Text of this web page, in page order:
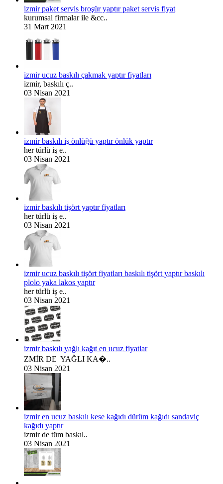
izmir paket servis broşür yaptır paket servis fiyat
kurumsal firmalar ile &cc..
31 Mart 2021
izmir ucuz baskılı çakmak yaptır fiyatları
izmir, baskılı ç..
03 Nisan 2021
izmir baskılı iş önlüğü yaptır önlük yaptır
her türlü iş e..
03 Nisan 2021
izmir baskılı tişört yaptır fiyatları
her türlü iş e..
03 Nisan 2021
izmir ucuz baskılı tişört fiyatları baskılı tişört yaptır baskılı
plolo yaka lakos yaptır
her türlü iş e..
03 Nisan 2021
izmir baskılı yağlı kağıt en ucuz fiyatlar
ZMİR DE YAĞLI KA�..
03 Nisan 2021
izmir en ucuz baskılı kese kağıdı dürüm kağıdı sandaviç
kağıdı yaptır
izmir de tüm baskıl..
03 Nisan 2021